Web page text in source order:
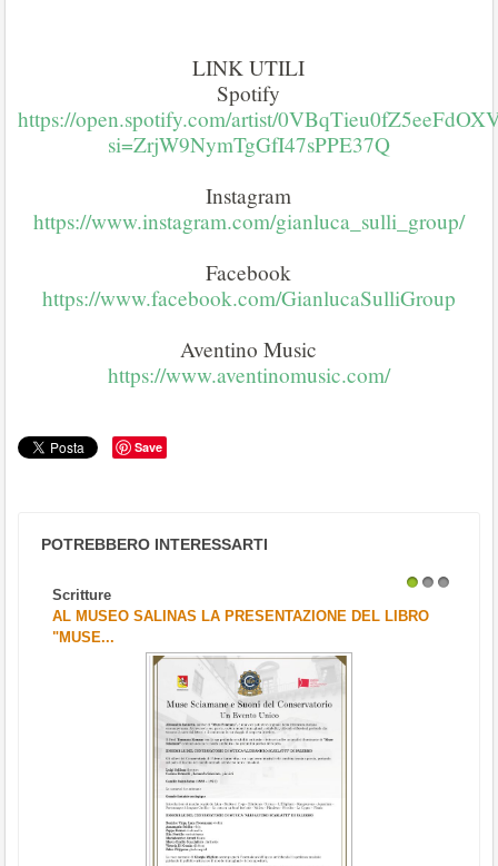
LINK UTILI
Spotify
https://open.spotify.com/artist/
si=ZrjW9NymTgGfI47sPPE37Q
Instagram
https://www.instagram.com/gianluca_sulli_group/
Facebook
https://www.facebook.com/GianlucaSulliGroup
Aventino Music
https://www.aventinomusic.com/
Save
POTREBBERO INTERESSARTI
Scritture
AL MUSEO SALINAS LA PRESENTAZIONE DEL LIBRO
"MUSE...